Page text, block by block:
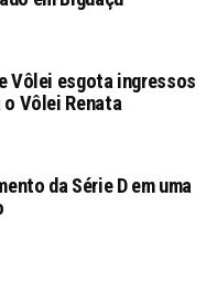
Vôlei esgota ingressos
Vôlei Renata
da Série D em uma